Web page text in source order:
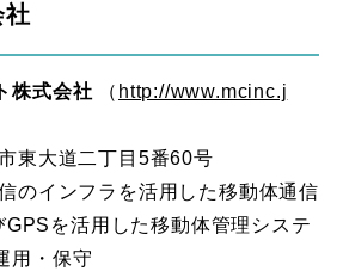
社
株式会社 （ http://www.mcinc.j
東大道二丁目5番60号
のインフラを活用した移動体通信
を活用した移動体管理システ
用・保守